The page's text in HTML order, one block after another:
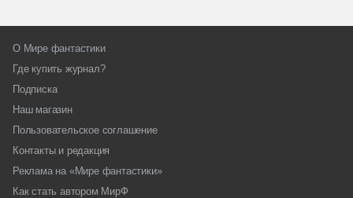
О Мире фантастики
Где купить журнал?
Подписка
Наш магазин
Пользовательское соглашение
Контакты и редакция
Реклама на «Мире фантастики»
Как стать автором МирФ